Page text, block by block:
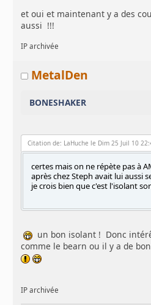
et oui et maintenant y a des
aussi !!!
IP archivée
MetalDen
BONESHAKER
Citation de: LaHuche le Dim 25 Juil 10
certes mais on ne répète pas à
après chez Steph avait lui aussi
je crois bien que c'est l'isolant
un bon isolant ! Donc
comme le bearn ou il y a de
IP archivée